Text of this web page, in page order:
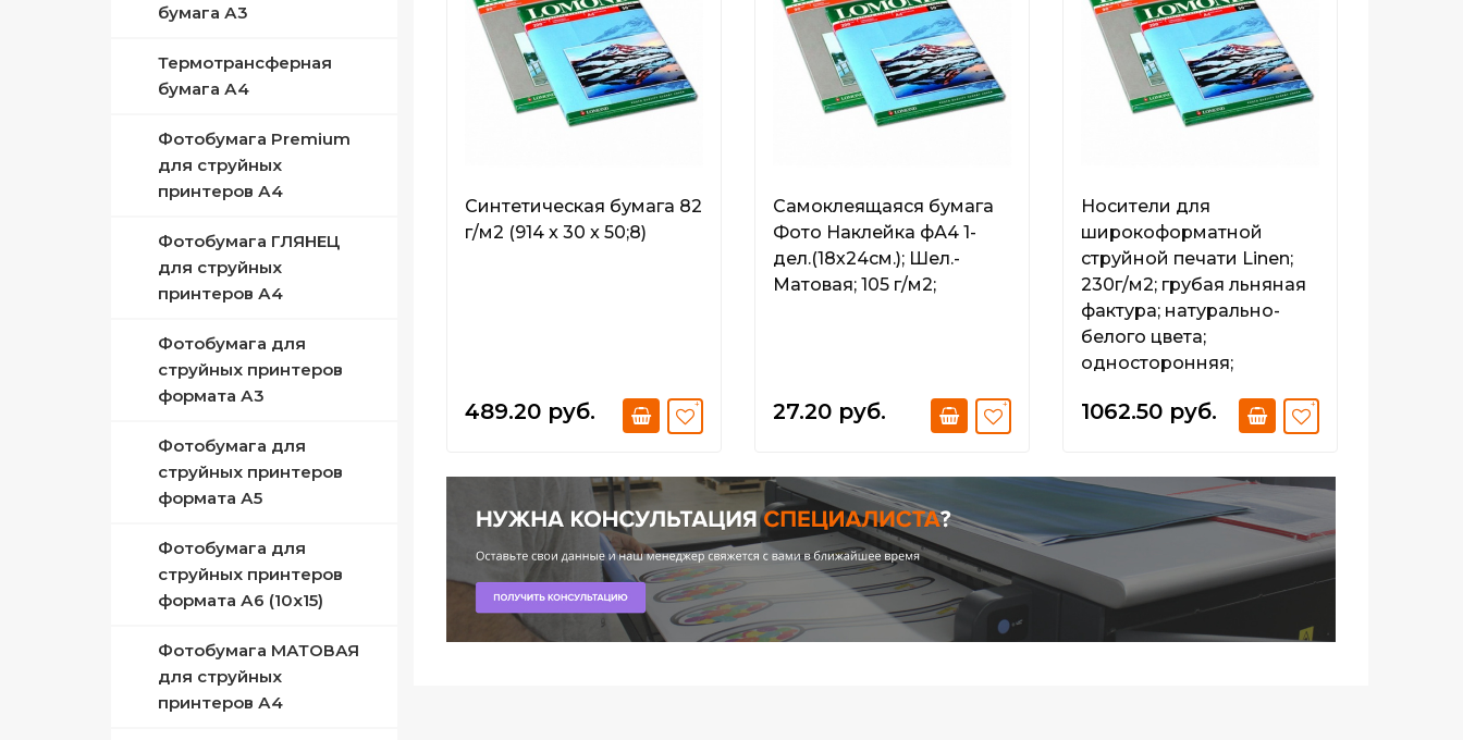
бумага А3
Термотрансферная
бумага А4
Фотобумага Premium
для струйных
принтеров А4
Фотобумага ГЛЯНЕЦ
для струйных
принтеров А4
Фотобумага для
струйных принтеров
формата А3
Фотобумага для
струйных принтеров
формата А5
Фотобумага для
струйных принтеров
формата А6 (10х15)
Фотобумага МАТОВАЯ
для струйных
принтеров А4
Синтетическая бумага 82
г/м2 (914 x 30 x 50;8)
489.20 руб.
Самоклеящаяся бумага
Фото Наклейка фА4 1-
дел.(18х24см.); Шел.-
Матовая; 105 г/м2;
27.20 руб.
Носители для
широкоформатной
струйной печати Linen;
230г/м2; грубая льняная
фактура; натурально-
белого цвета;
односторонняя;
1062.50 руб.